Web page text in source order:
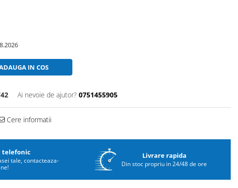
IN COS
Ai nevoie de ajutor? 0751455905
Cere informatii
telefonic
tale, contacteaza-
ne!
Livrare rapida
Din stoc propriu in 24/48 de ore